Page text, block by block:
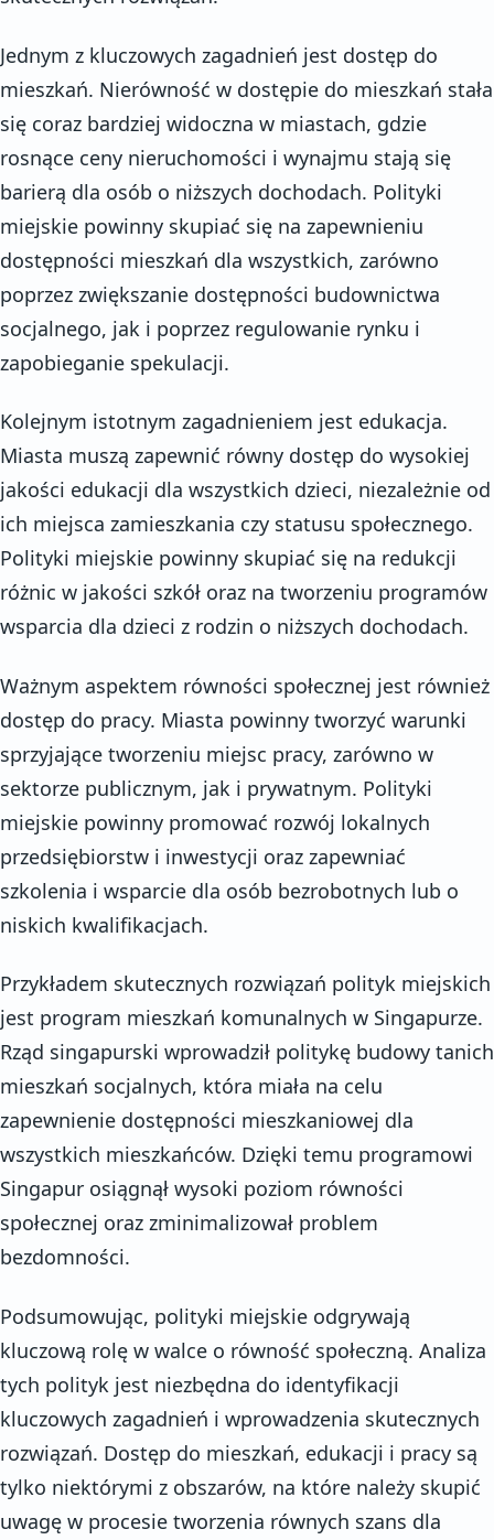
Jednym z kluczowych zagadnień jest dostęp do
mieszkań. Nierówność w dostępie do mieszkań stała
się coraz bardziej widoczna w miastach, gdzie
rosnące ceny nieruchomości i wynajmu stają się
barierą dla osób o niższych dochodach. Polityki
miejskie powinny skupiać się na zapewnieniu
dostępności mieszkań dla wszystkich, zarówno
poprzez zwiększanie dostępności budownictwa
socjalnego, jak i poprzez regulowanie rynku i
zapobieganie spekulacji.
Kolejnym istotnym zagadnieniem jest edukacja.
Miasta muszą zapewnić równy dostęp do wysokiej
jakości edukacji dla wszystkich dzieci, niezależnie od
ich miejsca zamieszkania czy statusu społecznego.
Polityki miejskie powinny skupiać się na redukcji
różnic w jakości szkół oraz na tworzeniu programów
wsparcia dla dzieci z rodzin o niższych dochodach.
Ważnym aspektem równości społecznej jest również
dostęp do pracy. Miasta powinny tworzyć warunki
sprzyjające tworzeniu miejsc pracy, zarówno w
sektorze publicznym, jak i prywatnym. Polityki
miejskie powinny promować rozwój lokalnych
przedsiębiorstw i inwestycji oraz zapewniać
szkolenia i wsparcie dla osób bezrobotnych lub o
niskich kwalifikacjach.
Przykładem skutecznych rozwiązań polityk miejskich
jest program mieszkań komunalnych w Singapurze.
Rząd singapurski wprowadził politykę budowy tanich
mieszkań socjalnych, która miała na celu
zapewnienie dostępności mieszkaniowej dla
wszystkich mieszkańców. Dzięki temu programowi
Singapur osiągnął wysoki poziom równości
społecznej oraz zminimalizował problem
bezdomności.
Podsumowując, polityki miejskie odgrywają
kluczową rolę w walce o równość społeczną. Analiza
tych polityk jest niezbędna do identyfikacji
kluczowych zagadnień i wprowadzenia skutecznych
rozwiązań. Dostęp do mieszkań, edukacji i pracy są
tylko niektórymi z obszarów, na które należy skupić
uwagę w procesie tworzenia równych szans dla